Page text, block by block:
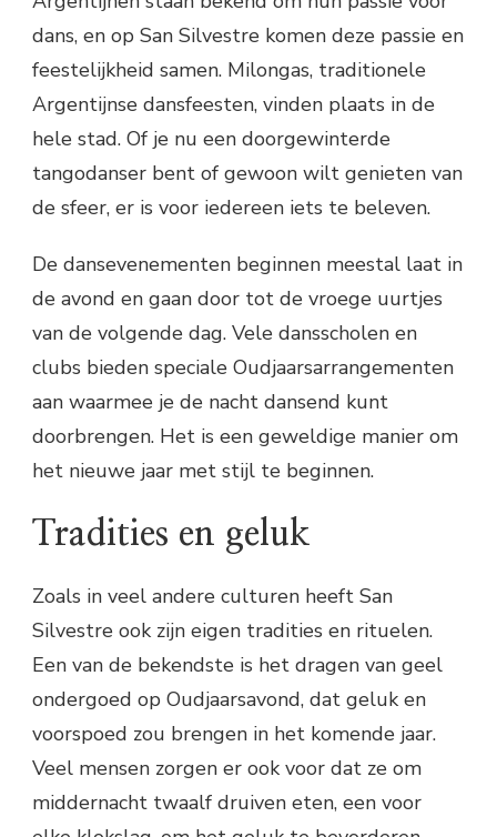
dans, en op San Silvestre komen deze passie en
feestelijkheid samen. Milongas, traditionele
Argentijnse dansfeesten, vinden plaats in de
hele stad. Of je nu een doorgewinterde
tangodanser bent of gewoon wilt genieten van
de sfeer, er is voor iedereen iets te beleven.
De dansevenementen beginnen meestal laat in
de avond en gaan door tot de vroege uurtjes
van de volgende dag. Vele dansscholen en
clubs bieden speciale Oudjaarsarrangementen
aan waarmee je de nacht dansend kunt
doorbrengen. Het is een geweldige manier om
het nieuwe jaar met stijl te beginnen.
Tradities en geluk
Zoals in veel andere culturen heeft San
Silvestre ook zijn eigen tradities en rituelen.
Een van de bekendste is het dragen van geel
ondergoed op Oudjaarsavond, dat geluk en
voorspoed zou brengen in het komende jaar.
Veel mensen zorgen er ook voor dat ze om
middernacht twaalf druiven eten, een voor